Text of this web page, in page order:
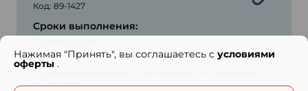
Код: 89-1427
Сроки выполнения:
Нажимая "Принять", вы соглашаетесь с условиями
оферты .